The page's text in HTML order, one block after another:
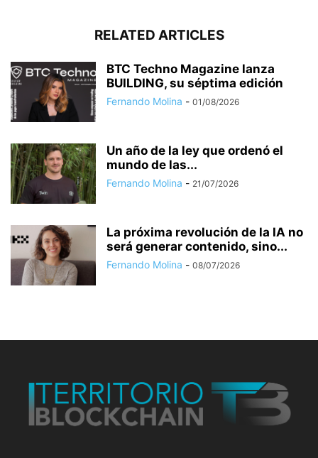
RELATED ARTICLES
BTC Techno Magazine lanza
BUILDING, su séptima edición
Fernando Molina - 01/08/2026
Un año de la ley que ordenó el
mundo de las...
Fernando Molina - 21/07/2026
La próxima revolución de la IA no
será generar contenido, sino...
Fernando Molina - 08/07/2026